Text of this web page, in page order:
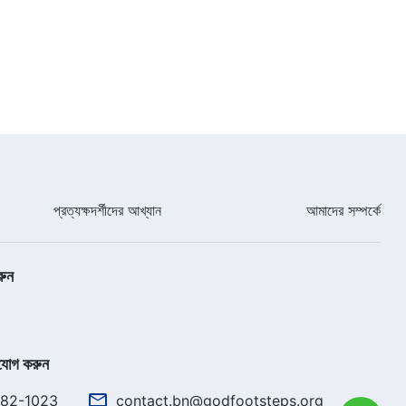
প্রত্যক্ষদর্শীদের আখ্যান আমাদের সম্পর্কে
করুন
1023 contact.bn@godfootsteps.org